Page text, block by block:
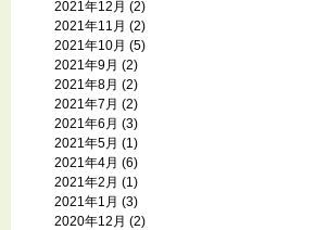
2021年12月 (2)
2021年11月 (2)
2021年10月 (5)
2021年9月 (2)
2021年8月 (2)
2021年7月 (2)
2021年6月 (3)
2021年5月 (1)
2021年4月 (6)
2021年2月 (1)
2021年1月 (3)
2020年12月 (2)